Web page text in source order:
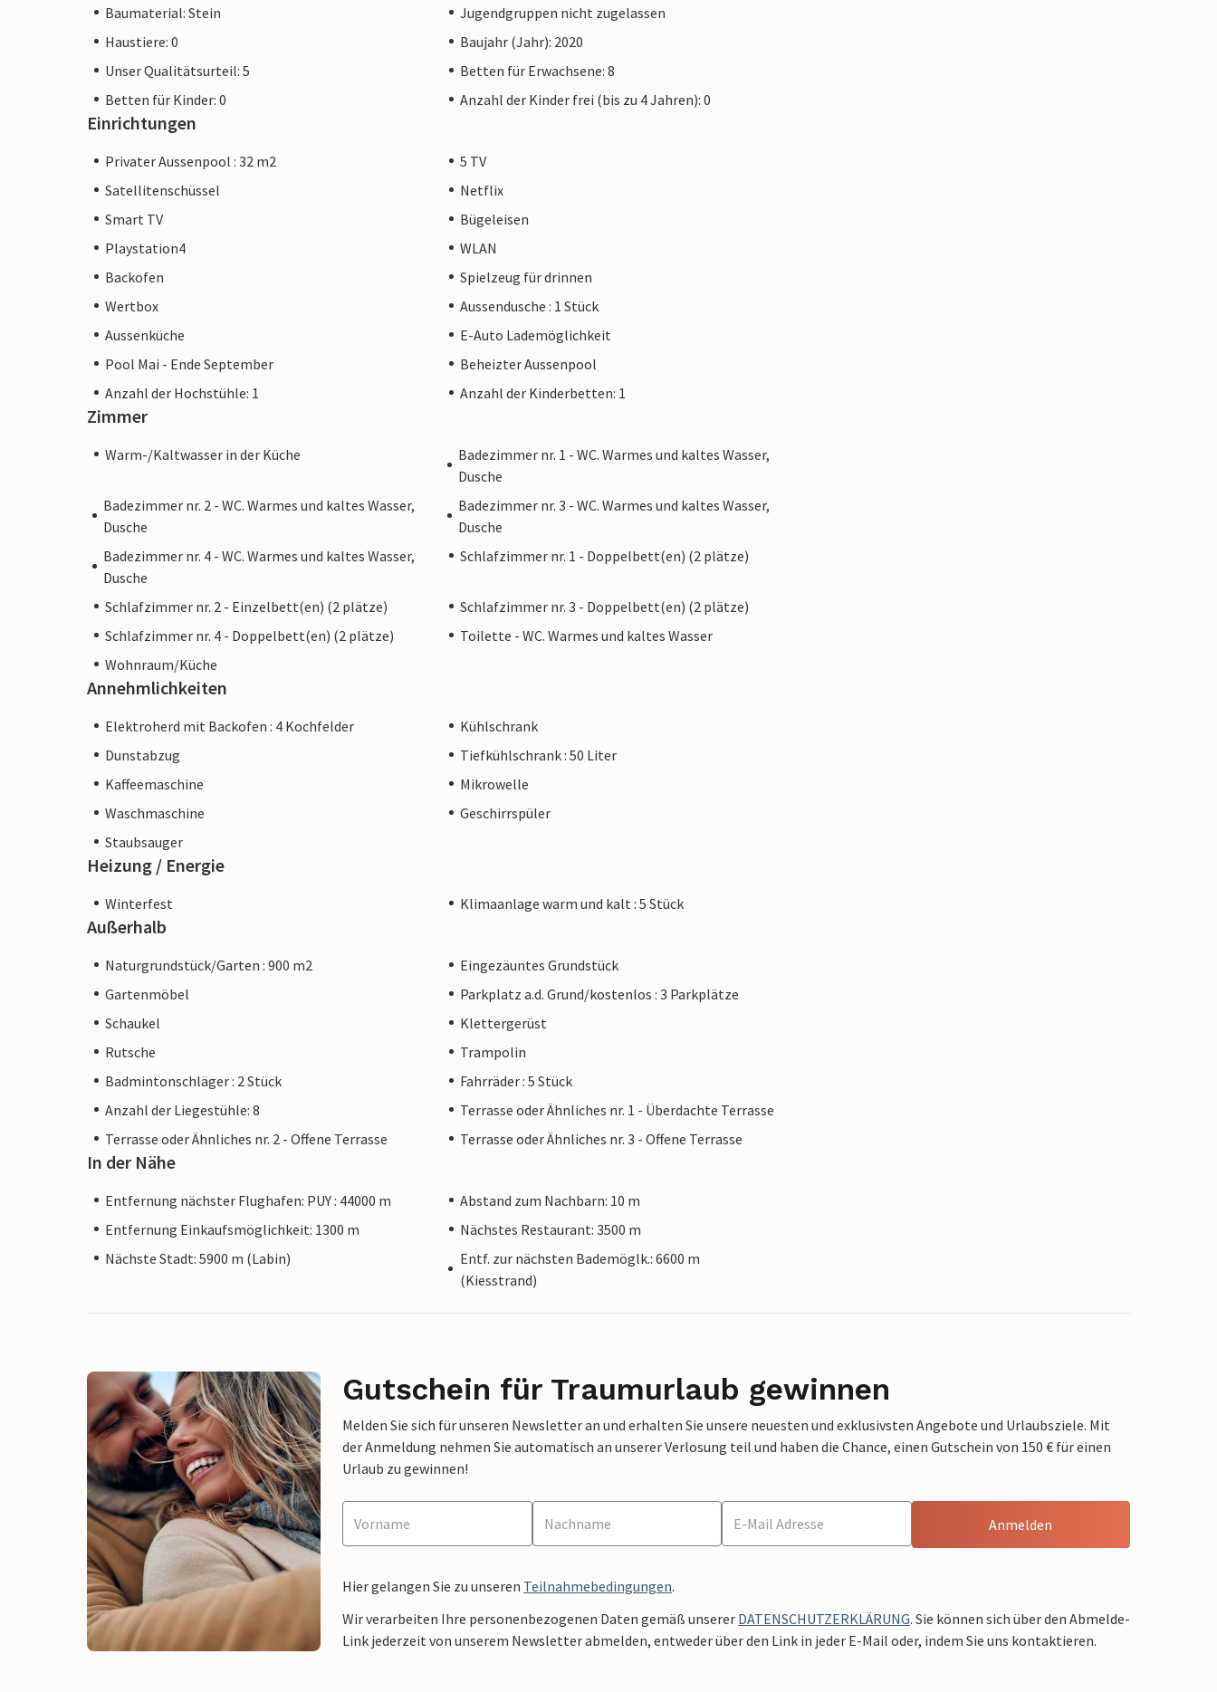
Baumaterial: Stein
Jugendgruppen nicht zugelassen
Haustiere: 0
Baujahr (Jahr): 2020
Unser Qualitätsurteil: 5
Betten für Erwachsene: 8
Betten für Kinder: 0
Anzahl der Kinder frei (bis zu 4 Jahren): 0
Einrichtungen
Privater Aussenpool : 32 m2
5 TV
Satellitenschüssel
Netflix
Smart TV
Bügeleisen
Playstation4
WLAN
Backofen
Spielzeug für drinnen
Wertbox
Aussendusche : 1 Stück
Aussenküche
E-Auto Lademöglichkeit
Pool Mai - Ende September
Beheizter Aussenpool
Anzahl der Hochstühle: 1
Anzahl der Kinderbetten: 1
Zimmer
Warm-/Kaltwasser in der Küche
Badezimmer nr. 1 - WC. Warmes und kaltes Wasser,
Dusche
Badezimmer nr. 2 - WC. Warmes und kaltes Wasser,
Dusche
Badezimmer nr. 3 - WC. Warmes und kaltes Wasser,
Dusche
Badezimmer nr. 4 - WC. Warmes und kaltes Wasser,
Dusche
Schlafzimmer nr. 1 - Doppelbett(en) (2 plätze)
Schlafzimmer nr. 2 - Einzelbett(en) (2 plätze)
Schlafzimmer nr. 3 - Doppelbett(en) (2 plätze)
Schlafzimmer nr. 4 - Doppelbett(en) (2 plätze)
Toilette - WC. Warmes und kaltes Wasser
Wohnraum/Küche
Annehmlichkeiten
Elektroherd mit Backofen : 4 Kochfelder
Kühlschrank
Dunstabzug
Tiefkühlschrank : 50 Liter
Kaffeemaschine
Mikrowelle
Waschmaschine
Geschirrspüler
Staubsauger
Heizung / Energie
Winterfest Klimaanlage warm und kalt : 5 Stück
Außerhalb
Naturgrundstück/Garten : 900 m2
Eingezäuntes Grundstück
Gartenmöbel
Parkplatz a.d. Grund/kostenlos : 3 Parkplätze
Schaukel
Klettergerüst
Rutsche
Trampolin
Badmintonschläger : 2 Stück
Fahrräder : 5 Stück
Anzahl der Liegestühle: 8
Terrasse oder Ähnliches nr. 1 - Überdachte Terrasse
Terrasse oder Ähnliches nr. 2 - Offene Terrasse
Terrasse oder Ähnliches nr. 3 - Offene Terrasse
In der Nähe
Entfernung nächster Flughafen: PUY : 44000 m
Abstand zum Nachbarn: 10 m
Entfernung Einkaufsmöglichkeit: 1300 m
Nächstes Restaurant: 3500 m
Nächste Stadt: 5900 m (Labin)
Entf. zur nächsten Bademöglk.: 6600 m
(Kiesstrand)
Gutschein für Traumurlaub gewinnen
Melden Sie sich für unseren Newsletter an und erhalten Sie unsere neuesten und exklusivsten Angebote und Urlaubsziele. Mit
der Anmeldung nehmen Sie automatisch an unserer Verlosung teil und haben die Chance, einen Gutschein von 150 € für einen
Urlaub zu gewinnen!
Anmelden
Hier gelangen Sie zu unseren Teilnahmebedingungen.
Wir verarbeiten Ihre personenbezogenen Daten gemäß unserer DATENSCHUTZERKLÄRUNG. Sie können sich über den Abmelde-
Link jederzeit von unserem Newsletter abmelden, entweder über den Link in jeder E-Mail oder, indem Sie uns kontaktieren.